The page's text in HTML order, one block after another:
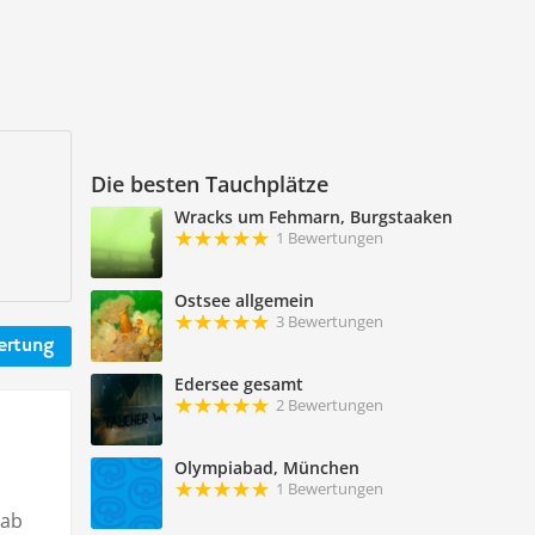
Die besten Tauchplätze
Wracks um Fehmarn, Burgstaaken
1 Bewertungen
Ostsee allgemein
3 Bewertungen
Edersee gesamt
2 Bewertungen
Olympiabad, München
1 Bewertungen